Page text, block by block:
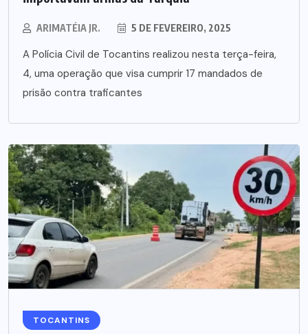
ARIMATÉIA JR. 5 DE FEVEREIRO, 2025
A Polícia Civil de Tocantins realizou nesta terça-feira,
4, uma operação que visa cumprir 17 mandados de
prisão contra traficantes
TOCANTINS